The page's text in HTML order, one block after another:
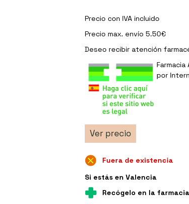
Precio con IVA incluido
Precio max. envío 5.50€
Deseo recibir atención
por
Ver precio
Fuera de existencia
Si estás en Valencia
Recógelo en la farmacia